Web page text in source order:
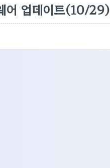
어 업데이트(10/29)